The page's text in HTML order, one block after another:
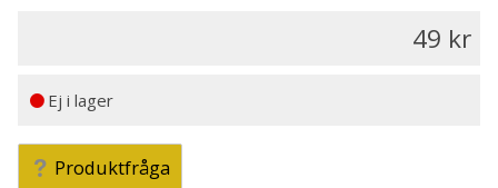
49
Ej i lager
Produktfråga